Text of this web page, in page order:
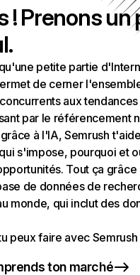
! Prenons un
petite partie
de cerner
aux
par le référencement
à l'IA, Semrush
s'impose, pourquoi et
Tout ça grâce
de données de
monde, qui inclut des
peux faire avec Semrush
ton marché